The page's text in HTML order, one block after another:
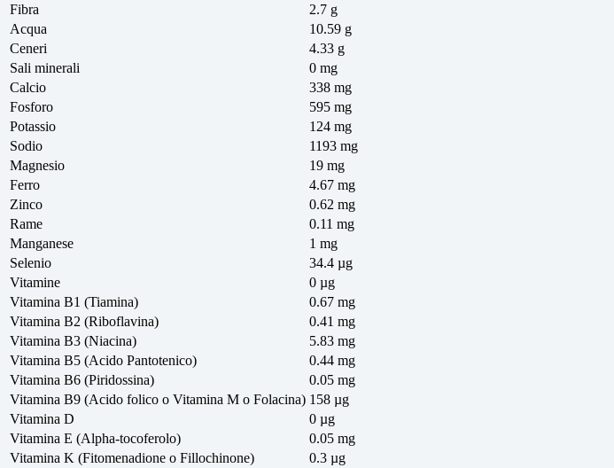
Fibra
2.7 g
Acqua
10.59 g
Ceneri
4.33 g
Sali minerali
0 mg
Calcio
338 mg
Fosforo
595 mg
Potassio
124 mg
Sodio
1193 mg
Magnesio
19 mg
Ferro
4.67 mg
Zinco
0.62 mg
Rame
0.11 mg
Manganese
1 mg
Selenio
34.4 µg
Vitamine
0 µg
Vitamina B1 (Tiamina)
0.67 mg
Vitamina B2 (Riboflavina)
0.41 mg
Vitamina B3 (Niacina)
5.83 mg
Vitamina B5 (Acido Pantotenico)
0.44 mg
Vitamina B6 (Piridossina)
0.05 mg
Vitamina B9 (Acido folico o Vitamina M o Folacina) 158 µg
Vitamina D
0 µg
Vitamina E (Alpha-tocoferolo)
0.05 mg
Vitamina K (Fitomenadione o Fillochinone)
0.3 µg